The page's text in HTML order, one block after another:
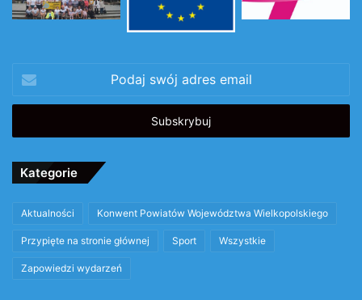
swój
adres
Kategorie
Aktualności Konwent Powiatów Województwa Wielkopolskiego
Przypięte na stronie głównej Sport Wszystkie
Zapowiedzi wydarzeń